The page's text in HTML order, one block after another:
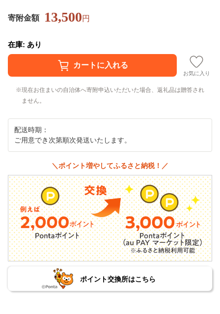
寄附金額 13,500円
在庫: あり
お気に入り
現在お住まいの自治体へ寄附申込いただいた場合、返礼品は贈答され
ません。
配送時期：
ご用意でき次第順次発送いたします。
＼ポイント増やしてふるさと納税！／
ポイント交換所はこちら